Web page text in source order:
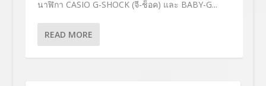
นาฬิกา CASIO G-SHOCK (จี-ช็อค) และ BABY-G...
READ MORE